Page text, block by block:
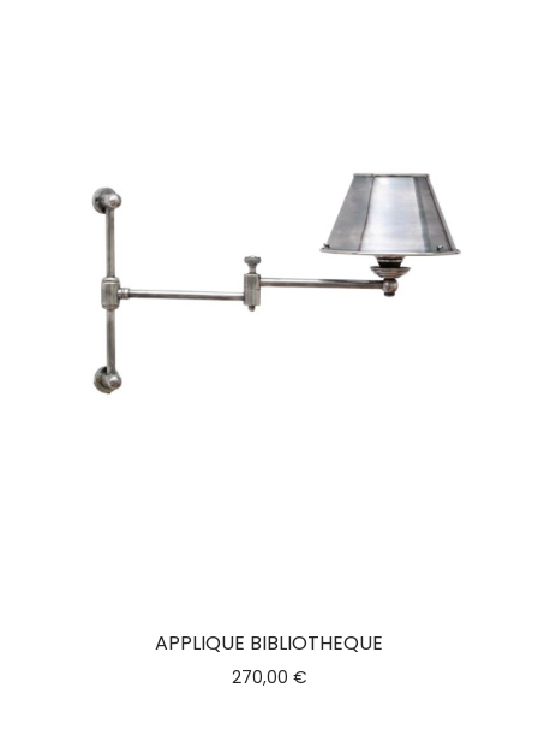
APPLIQUE BIBLIOTHEQUE
270,00 €